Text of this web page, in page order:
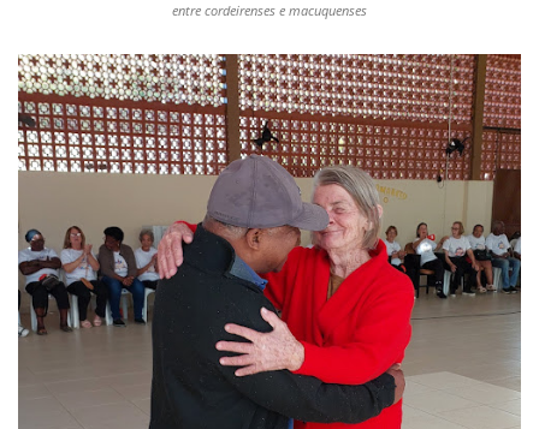
entre cordeirenses e macuquenses